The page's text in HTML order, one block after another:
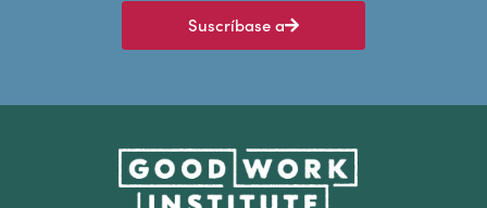
Suscríbase a